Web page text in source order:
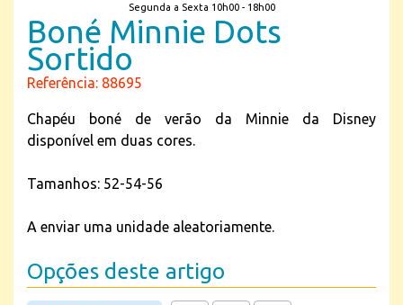
Segunda a Sexta 10h00 - 18h00
Boné Minnie Dots
Sortido
Referência: 88695
Chapéu boné de verão da Minnie da Disney
disponível em duas cores.
Tamanhos: 52-54-56
A enviar uma unidade aleatoriamente.
Opções deste artigo